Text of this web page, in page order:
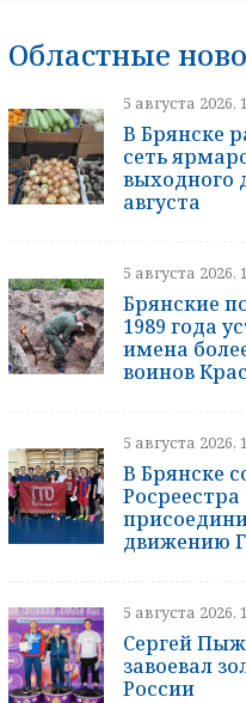
Областные
5 августа 2026,
В Брянске
сеть
выходного
августа
5 августа 2026,
Брянские
1989 года
имена
воинов
5 августа 2026,
В Брянске
Росреестра
движению
5 августа 2026,
Сергей
завоевал
России